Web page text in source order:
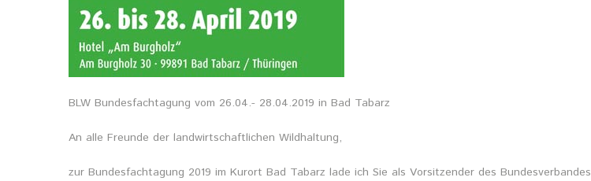
BLW Bundesfachtagung vom 26.04.- 28.04.2019 in Bad Tabarz
An alle Freunde der landwirtschaftlichen Wildhaltung,
zur Bundesfachtagung 2019 im Kurort Bad Tabarz lade ich Sie als Vorsitzender des Bundesverbandes